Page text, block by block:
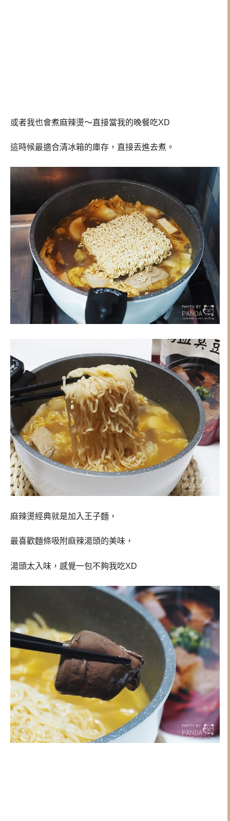
或者我也會煮麻辣燙～直接當我的晚餐吃XD
這時候最適合清冰箱的庫存，直接丟進去煮。
麻辣燙經典就是加入王子麵，
最喜歡麵條吸附麻辣湯頭的美味，
湯頭太入味，感覺一包不夠我吃XD